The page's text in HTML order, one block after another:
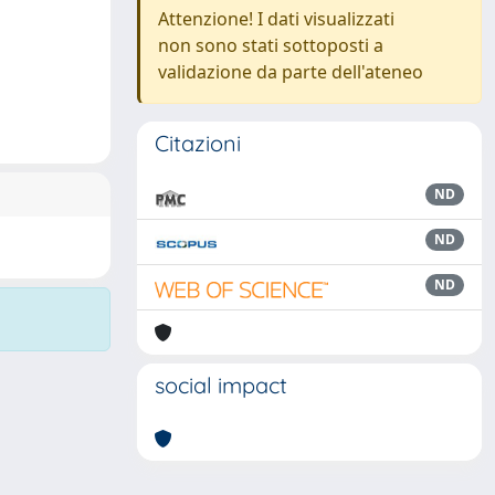
Attenzione! I dati visualizzati
non sono stati sottoposti a
validazione da parte dell'ateneo
Citazioni
ND
ND
ND
social impact